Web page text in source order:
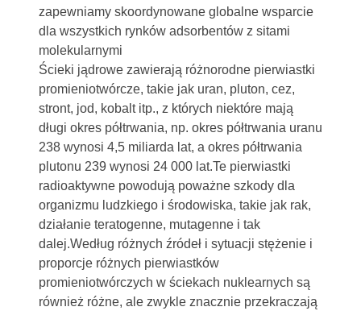
zapewniamy skoordynowane globalne wsparcie
dla wszystkich rynków adsorbentów z sitami
molekularnymi
Ścieki jądrowe zawierają różnorodne pierwiastki
promieniotwórcze, takie jak uran, pluton, cez,
stront, jod, kobalt itp., z których niektóre mają
długi okres półtrwania, np. okres półtrwania uranu
238 wynosi 4,5 miliarda lat, a okres półtrwania
plutonu 239 wynosi 24 000 lat.Te pierwiastki
radioaktywne powodują poważne szkody dla
organizmu ludzkiego i środowiska, takie jak rak,
działanie teratogenne, mutagenne i tak
dalej.Według różnych źródeł i sytuacji stężenie i
proporcje różnych pierwiastków
promieniotwórczych w ściekach nuklearnych są
również różne, ale zwykle znacznie przekraczają